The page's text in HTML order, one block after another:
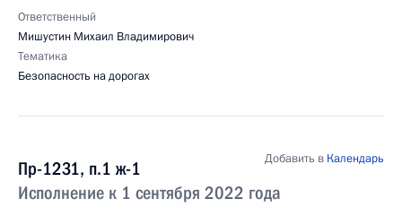
Ответственный
Мишустин Михаил Владимирович
Тематика
Безопасность на дорогах
Пр-1231, п.1 ж-1
Исполнение к 1 сентября 2022 года
Добавить в Календарь